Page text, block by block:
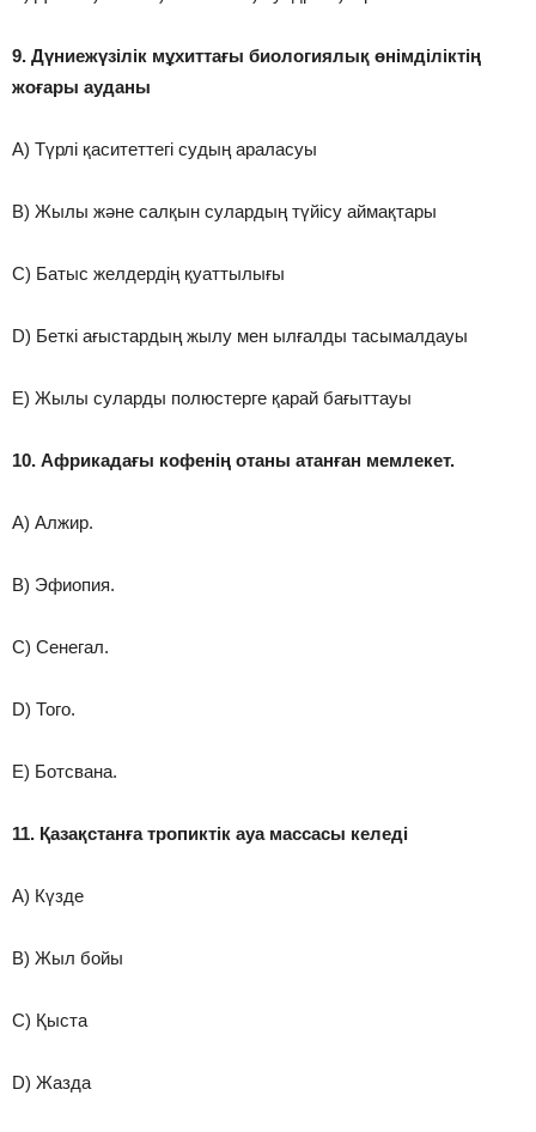
9. Дүниежүзілік мұхиттағы биологиялық өнімділіктің
жоғары ауданы
A) Түрлі қаситеттегі судың араласуы
B) Жылы және салқын сулардың түйісу аймақтары
C) Батыс желдердің қуаттылығы
D) Беткі ағыстардың жылу мен ылғалды тасымалдауы
E) Жылы суларды полюстерге қарай бағыттауы
10. Африкадағы кофенің отаны атанған мемлекет.
A) Алжир.
B) Эфиопия.
C) Сенегал.
D) Того.
E) Ботсвана.
11. Қазақстанға тропиктік ауа массасы келеді
A) Күзде
B) Жыл бойы
C) Қыста
D) Жазда